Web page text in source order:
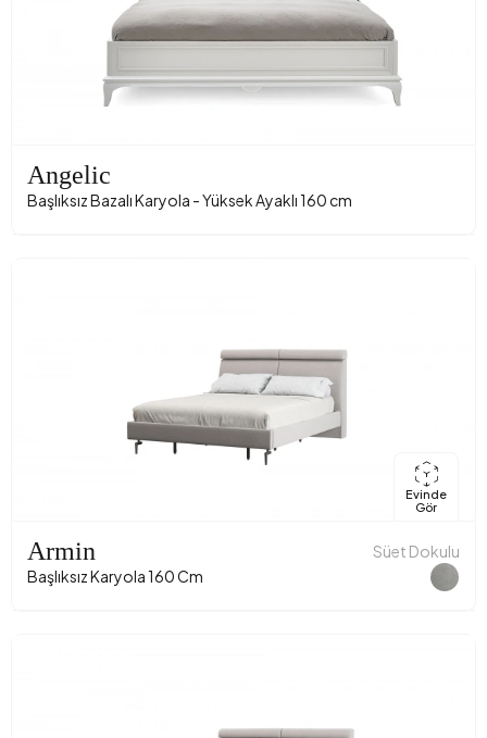
Angelic
Başlıksız Bazalı Karyola - Yüksek Ayaklı 160 cm
Evinde
Gör
Armin
Başlıksız Karyola 160 Cm
Süet Dokulu